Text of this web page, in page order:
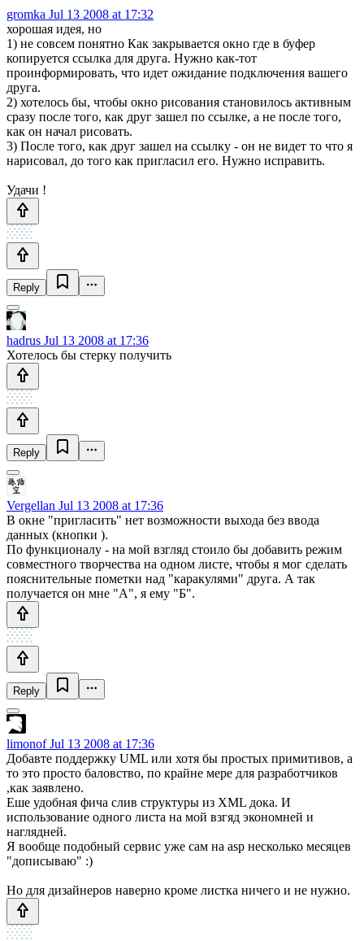
gromka Jul 13 2008 at 17:32
хорошая идея, но
1) не совсем понятно Как закрывается окно где в буфер
копируется ссылка для друга. Нужно как-тот
проинформировать, что идет ожидание подключения вашего
друга.
2) хотелось бы, чтобы окно рисования становилось активным
сразу после того, как друг зашел по ссылке, а не после того,
как он начал рисовать.
3) После того, как друг зашел на ссылку - он не видет то что я
нарисовал, до того как пригласил его. Нужно исправить.
Удачи !
Reply
hadrus Jul 13 2008 at 17:36
Хотелось бы стерку получить
Reply
Vergellan Jul 13 2008 at 17:36
В окне "пригласить" нет возможности выхода без ввода
данных (кнопки ).
По функционалу - на мой взгляд стоило бы добавить режим
совместного творчества на одном листе, чтобы я мог сделать
пояснительные пометки над "каракулями" друга. А так
получается он мне "А", я ему "Б".
Reply
limonofJul 13 2008 at 17:36
Добавте поддержку UML или хотя бы простых примитивов, а
то это просто баловство, по крайне мере для разработчиков
,как заявлено.
Еше удобная фича слив структуры из XML дока. И
использование одного листа на мой взгяд экономней и
наглядней.
Я вообще подобный сервис уже сам на asp несколько месяцев
"дописываю" :)
Но для дизайнеров наверно кроме листка ничего и не нужно.